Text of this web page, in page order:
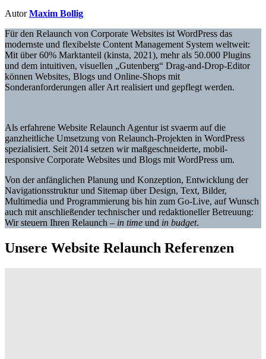
AutorMaxim Bollig
Für den Relaunch von Corporate Websites ist WordPress das
modernste und flexibelste Content Management System weltweit:
Mit über 60% Marktanteil (kinsta, 2021), mehr als 50.000 Plugins
und dem intuitiven, visuellen „Gutenberg“ Drag-and-Drop-Editor
können Websites, Blogs und Online-Shops mit
Sonderanforderungen aller Art realisiert und gepflegt werden.
Als erfahrene Website Relaunch Agentur ist svaerm auf die
ganzheitliche Umsetzung von Relaunch-Projekten in WordPress
spezialisiert. Seit 2014 setzen wir maßgeschneiderte, mobil-
responsive Corporate Websites und Blogs mit WordPress um.
Von der anfänglichen Planung und Konzeption, Entwicklung der
Navigationsstruktur und Sitemap über Design, Text, Bilder,
Multimedia und Programmierung bis hin zum Go-Live, auf Wunsch
auch mit anschließender technischer und redaktioneller Betreuung:
Wir steuern Ihren Relaunch – in time und in budget.
Unsere Website Relaunch Referenzen